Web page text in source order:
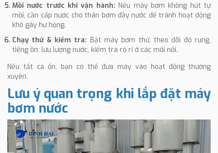
Mồi nước trước khi vận hành: Nếu máy bơm không hút tự
mồi, cần cấp nước cho thân bơm đầy nước để tránh hoạt động
khô gây hư hỏng.
Chạy thử & kiểm tra: Bật máy bơm thử, theo dõi độ rung,
tiếng ồn, lưu lượng nước, kiểm tra rò rỉ ở các mối nối.
Nếu tất cả ổn, bạn có thể đưa máy vào hoạt động thường
xuyên.
Lưu ý quan trọng khi lắp đặt máy
bơm nước